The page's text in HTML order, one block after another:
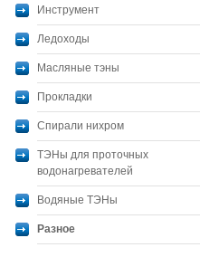
Инструмент
Ледоходы
Масляные тэны
Прокладки
Спирали нихром
ТЭНы для проточных
водонагревателей
Водяные ТЭНы
Разное